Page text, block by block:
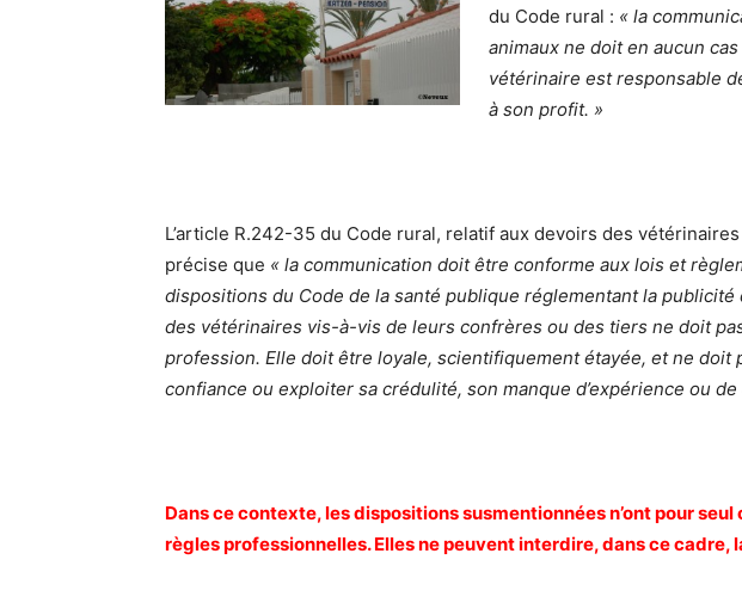
du Code rural : « la
animaux ne doit en aucun
vétérinaire est responsable
à son profit. »
L’article R.242-35 du Code rural, relatif aux devoirs des
précise que « la communication doit être conforme aux lois et
dispositions du Code de la santé publique réglementant la
des vétérinaires vis-à-vis de leurs confrères ou des tiers ne doit
profession. Elle doit être loyale, scientifiquement étayée, et ne doit
confiance ou exploiter sa crédulité, son manque d’expérience ou de
Dans ce contexte, les dispositions susmentionnées n’ont pour
règles professionnelles. Elles ne peuvent interdire, dans ce cadre,